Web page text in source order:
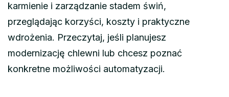
karmienie i zarządzanie stadem świń,
przeglądając korzyści, koszty i praktyczne
wdrożenia. Przeczytaj, jeśli planujesz
modernizację chlewni lub chcesz poznać
konkretne możliwości automatyzacji.